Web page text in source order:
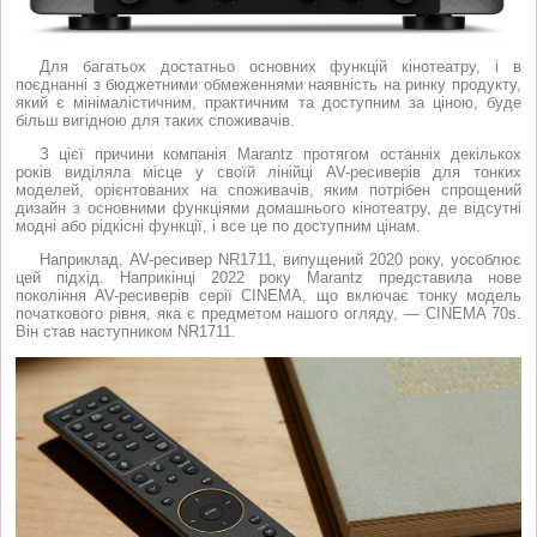
Для багатьох достатньо основних функцій кінотеатру, і в
поєднанні з бюджетними обмеженнями наявність на ринку продукту,
який є мінімалістичним, практичним та доступним за ціною, буде
більш вигідною для таких споживачів.
З цієї причини компанія Marantz протягом останніх декількох
років виділяла місце у своїй лінійці AV-ресиверів для тонких
моделей, орієнтованих на споживачів, яким потрібен спрощений
дизайн з основними функціями домашнього кінотеатру, де відсутні
модні або рідкісні функції, і все це по доступним цінам.
Наприклад, AV-ресивер NR1711, випущений 2020 року, уособлює
цей підхід. Наприкінці 2022 року Marantz представила нове
покоління AV-ресиверів серії CINEMA, що включає тонку модель
початкового рівня, яка є предметом нашого огляду, — CINEMA 70s.
Він став наступником NR1711.